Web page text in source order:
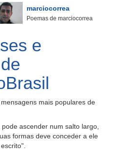
marciocorrea
Poemas de marciocorrea
e
mais populares de
ascender num salto largo,
formas deve conceder a ele